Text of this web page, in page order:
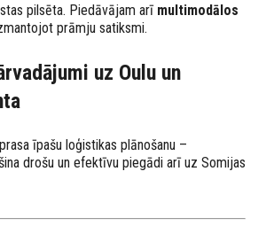
pilsēta. Piedāvājam arī multimodālos
prāmju satiksmi.
uz Oulu un
īpašu loģistikas plānošanu –
drošu un efektīvu piegādi arī uz Somijas